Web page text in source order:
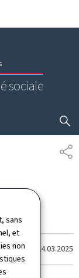
sans
et
non
sociale
le 24.03.2025